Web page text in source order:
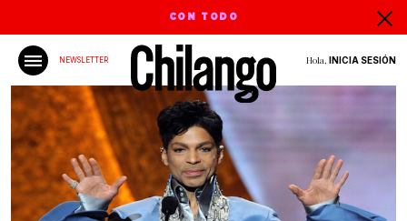
CON TODO
NEWSLETTER Hola, INICIA SESIÓN